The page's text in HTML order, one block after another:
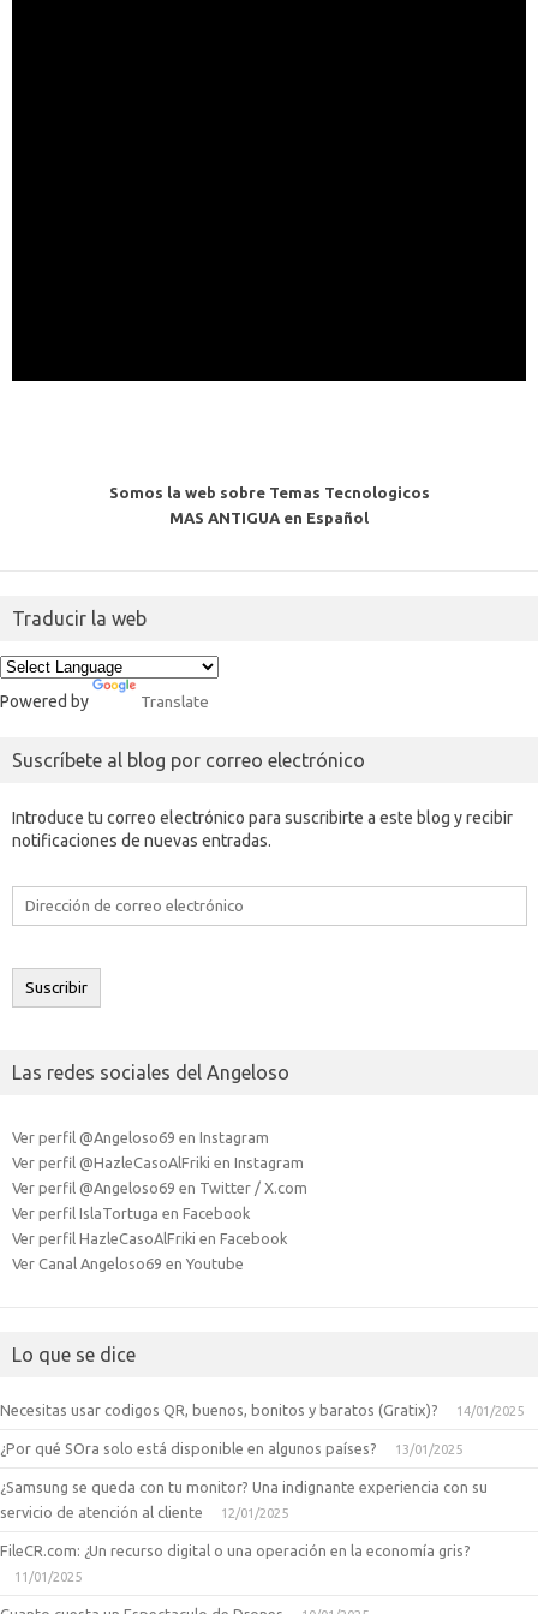
Somos la web sobre Temas Tecnologicos
MAS ANTIGUA en Español
Traducir la web
Powered by Translate
Suscríbete al blog por correo electrónico
Introduce tu correo electrónico para suscribirte a este blog y recibir
notificaciones de nuevas entradas.
Dirección
electrónico
Suscribir
Las redes sociales del Angeloso
Ver perfil @Angeloso69 en Instagram
Ver perfil @HazleCasoAlFriki en Instagram
Ver perfil @Angeloso69 en Twitter / X.com
Ver perfil IslaTortuga en Facebook
Ver perfil HazleCasoAlFriki en Facebook
Ver Canal Angeloso69 en Youtube
Lo que se dice
Necesitas usar codigos QR, buenos, bonitos y baratos (Gratix)? 14/01/2025
¿Por qué SOra solo está disponible en algunos países? 13/01/2025
¿Samsung se queda con tu monitor? Una indignante experiencia con su
servicio de atención al cliente
12/01/2025
FileCR.com: ¿Un recurso digital o una operación en la economía gris?
11/01/2025